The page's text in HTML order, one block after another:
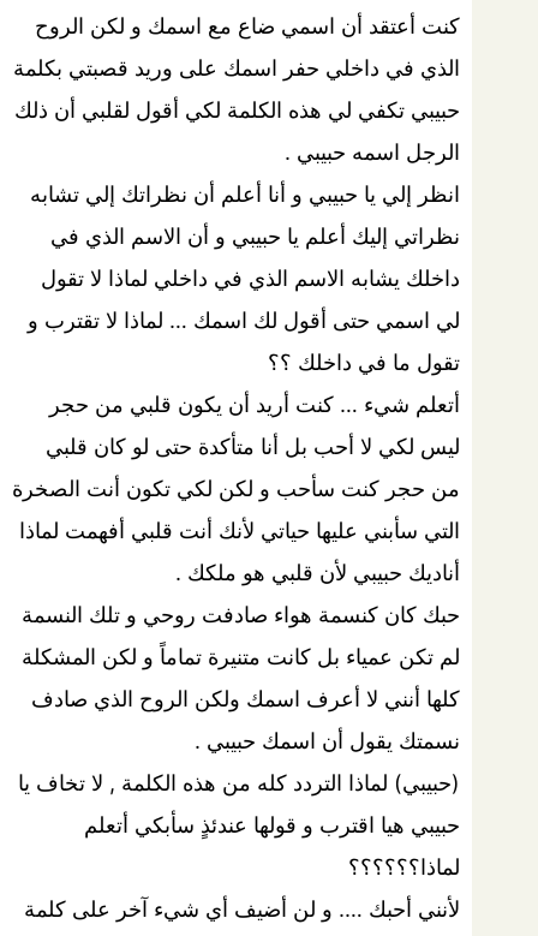
كنت أعتقد أن اسمي ضاع مع اسمك و لكن الروح
الذي في داخلي حفر اسمك على وريد قصبتي بكلمة
حبيبي تكفي لي هذه الكلمة لكي أقول لقلبي أن ذلك
الرجل اسمه حبيبي .
انظر إلي يا حبيبي و أنا أعلم أن نظراتك إلي تشابه
نظراتي إليك أعلم يا حبيبي و أن الاسم الذي في
داخلك يشابه الاسم الذي في داخلي لماذا لا تقول
لي اسمي حتى أقول لك اسمك … لماذا لا تقترب و
تقول ما في داخلك ؟؟
أتعلم شيء … كنت أريد أن يكون قلبي من حجر
ليس لكي لا أحب بل أنا متأكدة حتى لو كان قلبي
من حجر كنت سأحب و لكن لكي تكون أنت الصخرة
التي سأبني عليها حياتي لأنك أنت قلبي أفهمت لماذا
أناديك حبيبي لأن قلبي هو ملكك .
حبك كان كنسمة هواء صادفت روحي و تلك النسمة
لم تكن عمياء بل كانت متنيرة تماماً و لكن المشكلة
كلها أنني لا أعرف اسمك ولكن الروح الذي صادف
نسمتك يقول أن اسمك حبيبي .
(حبيبي) لماذا التردد كله من هذه الكلمة , لا تخاف يا
حبيبي هيا اقترب و قولها عندئذٍ سأبكي أتعلم
لماذا؟؟؟؟؟؟
لأنني أحبك …. و لن أضيف أي شيء آخر على كلمة